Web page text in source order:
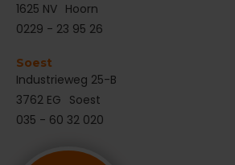
1625 NV Hoorn
0229 - 23 95 26
Soest
Industrieweg 25-B
3762 EG Soest
035 - 60 32 020